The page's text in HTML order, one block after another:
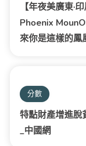
【年夜美廣東
Phoenix
來你是這樣的鳳
分數
特點財產增進脫
_中國網